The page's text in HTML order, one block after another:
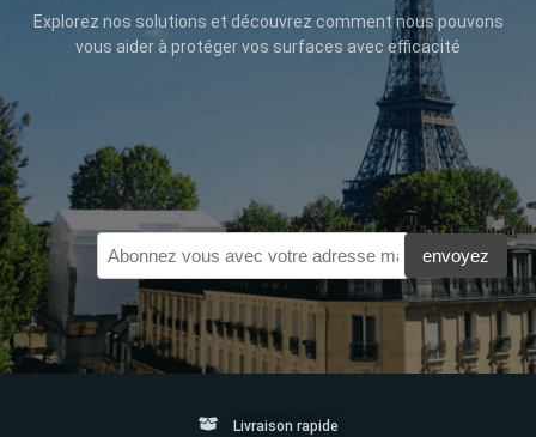
Explorez nos solutions et découvrez comment nous pouvons
vous aider à protéger vos surfaces avec efficacité
Livraison rapide